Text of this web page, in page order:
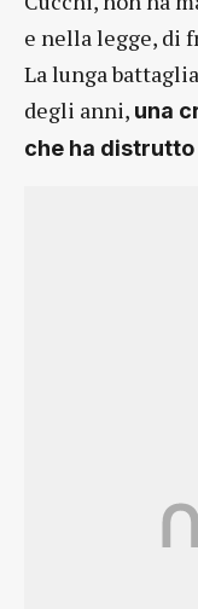
e nella legge, di
La lunga
degli anni, una
che ha